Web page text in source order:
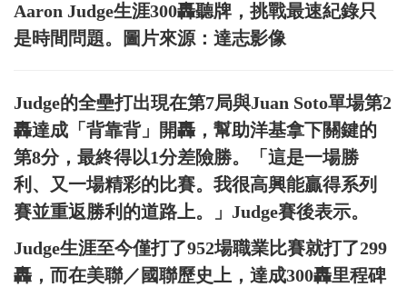
Aaron Judge生涯300轟聽牌，挑戰最速紀錄只
是時間問題。圖片來源：達志影像
Judge的全壘打出現在第7局與Juan Soto單場第2
轟達成「背靠背」開轟，幫助洋基拿下關鍵的
第8分，最終得以1分差險勝。「這是一場勝
利、又一場精彩的比賽。我很高興能贏得系列
賽並重返勝利的道路上。」Judge賽後表示。
Judge生涯至今僅打了952場職業比賽就打了299
轟，而在美聯／國聯歷史上，達成300轟里程碑